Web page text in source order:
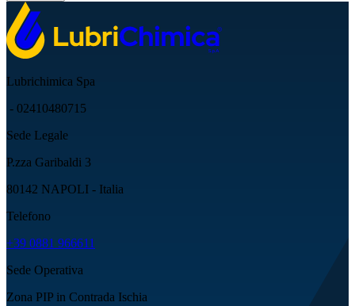
Lubrichimica Spa
- 02410480715
Sede Legale
P.zza Garibaldi 3
80142 NAPOLI - Italia
Telefono
+39 0881 966611
Sede Operativa
Zona PIP in Contrada Ischia